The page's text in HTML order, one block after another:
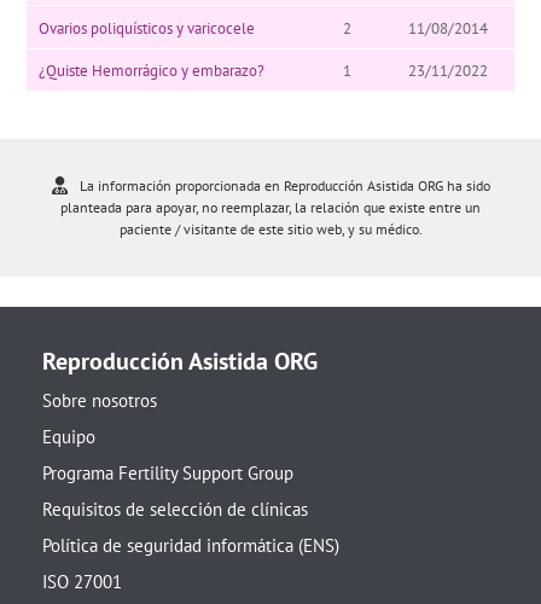
Ovarios poliquísticos y varicocele 2 11/08/2014
¿Quiste Hemorrágico y embarazo? 1 23/11/2022
La información proporcionada en Reproducción Asistida ORG ha sido
planteada para apoyar, no reemplazar, la relación que existe entre un
paciente / visitante de este sitio web, y su médico.
Reproducción Asistida ORG
Sobre nosotros
Equipo
Programa Fertility Support Group
Requisitos de selección de clínicas
Política de seguridad informática (ENS)
ISO 27001